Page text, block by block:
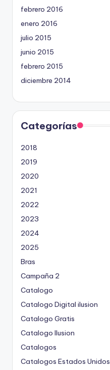
febrero 2016
enero 2016
julio 2015
junio 2015
febrero 2015
diciembre 2014
Categorías
2018
2019
2020
2021
2022
2023
2024
2025
Bras
Campaña 2
Catalogo
Catalogo Digital ilusion
Catalogo Gratis
Catalogo Ilusion
Catalogos
Catalogos Estados Unidos